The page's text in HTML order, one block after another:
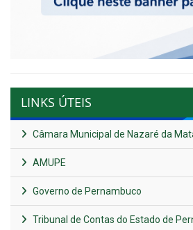
LINKS ÚTEIS
Câmara Municipal de Nazaré da
AMUPE
Governo de Pernambuco
Tribunal de Contas do Estado de